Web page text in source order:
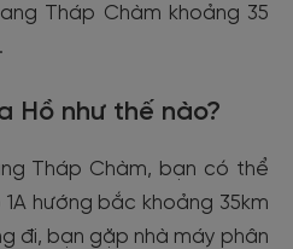
Tháp Chàm khoảng 35
Hồ như thế nào?
Tháp Chàm, bạn có thể
hướng bắc khoảng 35km
đi, bạn gặp nhà máy phân